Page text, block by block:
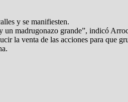
y se manifiesten.
un madrugonazo grande”, indicó
la venta de las acciones para que